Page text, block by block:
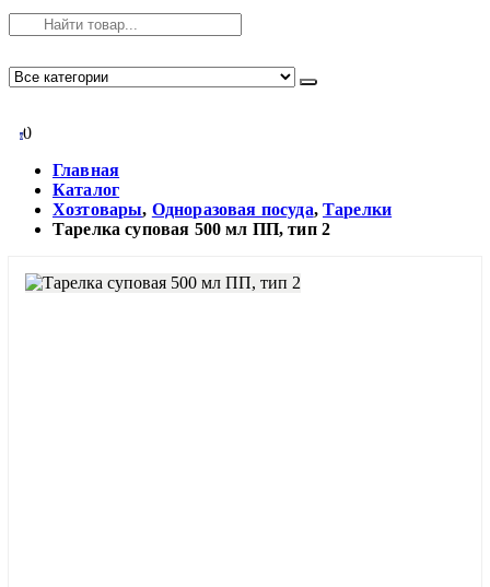
00
Главная
Каталог
Хозтовары, Одноразовая посуда, Тарелки
Тарелка суповая 500 мл ПП, тип 2